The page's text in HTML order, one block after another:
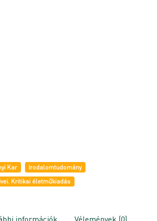
Kar
Irodalomtudomány
Kritikai életműkiadás
információk Vélemények (0)